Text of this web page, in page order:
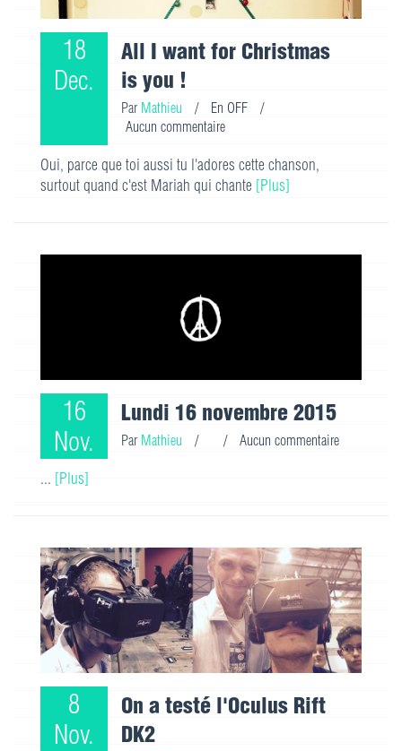
18
Dec.
All I want for Christmas
is you !
Par Mathieu / En OFF
/
Aucun commentaire
Oui, parce que toi aussi tu l'adores cette chanson,
surtout quand c'est Mariah qui chante [Plus]
16
Nov.
Lundi 16 novembre 2015
Par Mathieu / / Aucun commentaire
... [Plus]
8
Nov.
On a testé l'Oculus Rift
DK2